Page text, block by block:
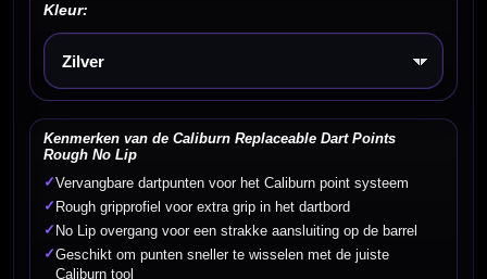
Kleur:
Kies een optie
Kenmerken van de Caliburn Replaceable Dart Points
Rough No Lip
✓Vervangbare dartpunten voor het Caliburn point systeem
✓ Rough gripprofiel voor extra grip in het dartbord
✓ No Lip overgang voor een strakke aansluiting op de barrel
✓Geschikt om punten sneller te wisselen met de juiste
Caliburn tool